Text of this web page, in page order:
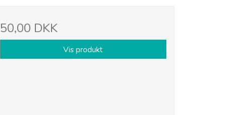
50,00 DKK
Vis produkt